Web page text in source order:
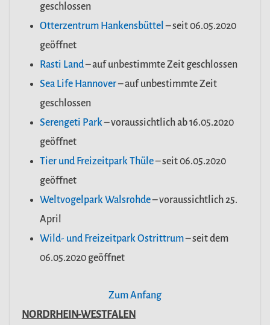
geschlossen
Otterzentrum Hankensbüttel – seit 06.05.2020
geöffnet
Rasti Land– auf unbestimmte Zeit geschlossen
Sea Life Hannover– auf unbestimmte Zeit
geschlossen
Serengeti Park– voraussichtlich ab 16.05.2020
geöffnet
Tier und Freizeitpark Thüle– seit 06.05.2020
geöffnet
Weltvogelpark Walsrohde– voraussichtlich 25.
April
Wild- und Freizeitpark Ostrittrum– seit dem
06.05.2020 geöffnet
Zum Anfang
NORDRHEIN-WESTFALEN